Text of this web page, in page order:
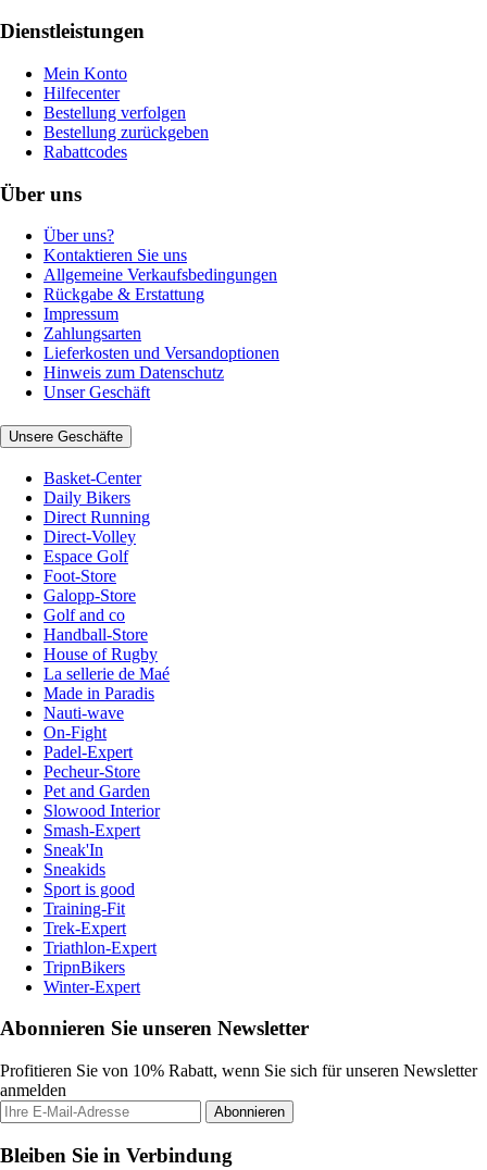
Dienstleistungen
Mein Konto
Hilfecenter
Bestellung verfolgen
Bestellung zurückgeben
Rabattcodes
Über uns
Über uns?
Kontaktieren Sie uns
Allgemeine Verkaufsbedingungen
Rückgabe & Erstattung
Impressum
Zahlungsarten
Lieferkosten und Versandoptionen
Hinweis zum Datenschutz
Unser Geschäft
Unsere Geschäfte
Basket-Center
Daily Bikers
Direct Running
Direct-Volley
Espace Golf
Foot-Store
Galopp-Store
Golf and co
Handball-Store
House of Rugby
La sellerie de Maé
Made in Paradis
Nauti-wave
On-Fight
Padel-Expert
Pecheur-Store
Pet and Garden
Slowood Interior
Smash-Expert
Sneak'In
Sneakids
Sport is good
Training-Fit
Trek-Expert
Triathlon-Expert
TripnBikers
Winter-Expert
Abonnieren Sie unseren Newsletter
Profitieren Sie von 10% Rabatt, wenn Sie sich für unseren Newsletter
anmelden
Abonnieren
Bleiben Sie in Verbindung